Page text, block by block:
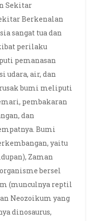
Sekitar
Berkenalan
sangat tua dan
perilaku
pemanasan
udara, air, dan
bumi meliputi
pembakaran
dan
Bumi
yaitu
Zaman
bersel
(munculnya reptil
Neozoikum yang
dinosaurus,